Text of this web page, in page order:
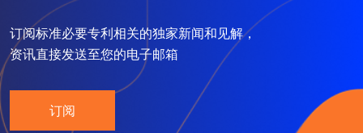
订阅标准必要专利相关的独家新闻和见解，
资讯直接发送至您的电子邮箱
订阅